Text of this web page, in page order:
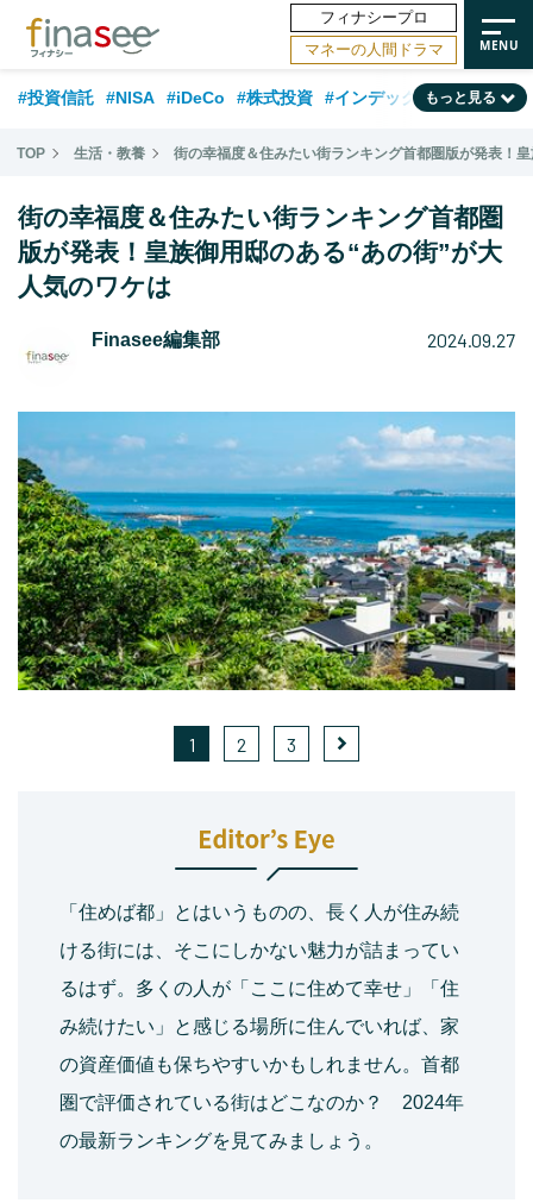
フィナシープロ
マネーの人間ドラマ
#投資信託 #NISA #iDeCo #株式投資 #インデックスファンド
#相談事例 #相続・贈与 #FP #新NISA #積立投資 #30代
#フィナンシャル・ウェルビーイング #企業型DC #退職金 #50代
#老後 #データ・調査
もっと見る
TOP 生活・教養 街の幸福度＆住みたい街ランキング首都圏版が発表！
街の幸福度＆住みたい街ランキング首都圏
版が発表！皇族御用邸のある“あの街”が大
人気のワケは
Finasee編集部 2024.09.27
1 2 3
「住めば都」とはいうものの、長く人が住み続
ける街には、そこにしかない魅力が詰まってい
るはず。多くの人が「ここに住めて幸せ」「住
み続けたい」と感じる場所に住んでいれば、家
の資産価値も保ちやすいかもしれません。首都
圏で評価されている街はどこなのか？ 2024年
の最新ランキングを見てみましょう。